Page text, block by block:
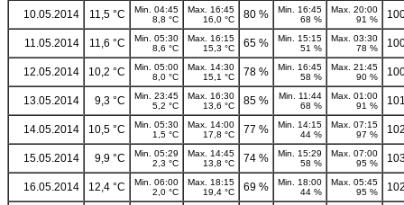
10.05.2014 11,5 °C
Min. 04:45
8,8 °C
Max. 16:45
16,0 °C
80 %
Min. 16:45
68 %
Max. 20:00
91 %
11.05.2014 11,6 °C
Min. 05:30
8,6 °C
Max. 16:15
15,3 °C
65 %
Min. 15:15
51 %
Max. 03:30
78 %
12.05.2014 10,2 °C
Min. 05:00
8,0 °C
Max. 14:30
15,1 °C
78 %
Min. 16:45
58 %
Max. 21:45
90 %
13.05.2014 9,3 °C
Min. 23:45
5,2 °C
Max. 16:30
13,6 °C
85 %
Min. 11:44
68 %
Max. 01:00
91 %
14.05.2014 10,5 °C
Min. 05:30
1,5 °C
Max. 14:00
17,8 °C
77 %
Min. 14:15
44 %
Max. 07:15
97 %
15.05.2014 9,9 °C
Min. 05:29
2,3 °C
Max. 14:45
13,8 °C
74 %
Min. 15:29
58 %
Max. 07:00
95 %
16.05.2014 12,4 °C
Min. 06:00
2,0 °C
Max. 18:15
19,4 °C
69 %
Min. 18:00
44 %
Max. 05:45
95 %